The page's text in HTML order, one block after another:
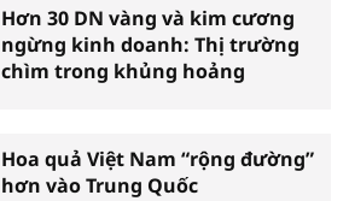
Hơn 30 DN vàng và kim cương
ngừng kinh doanh: Thị trường
chìm trong khủng hoảng
Hoa quả Việt Nam “rộng đường”
hơn vào Trung Quốc